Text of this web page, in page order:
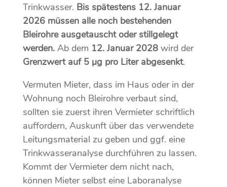
Trinkwasser. Bis spätestens 12. Januar
2026 müssen alle noch bestehenden
Bleirohre ausgetauscht oder stillgelegt
werden.Ab dem 12. Januar 2028wird der
Grenzwert auf 5 µg pro Liter abgesenkt.
Vermuten Mieter, dass im Haus oder in der
Wohnung noch Bleirohre verbaut sind,
sollten sie zuerst ihren Vermieter schriftlich
auffordern, Auskunft über das verwendete
Leitungsmaterial zu geben und ggf. eine
Trinkwasseranalyse durchführen zu lassen.
Kommt der Vermieter dem nicht nach,
können Mieter selbst eine Laboranalyse